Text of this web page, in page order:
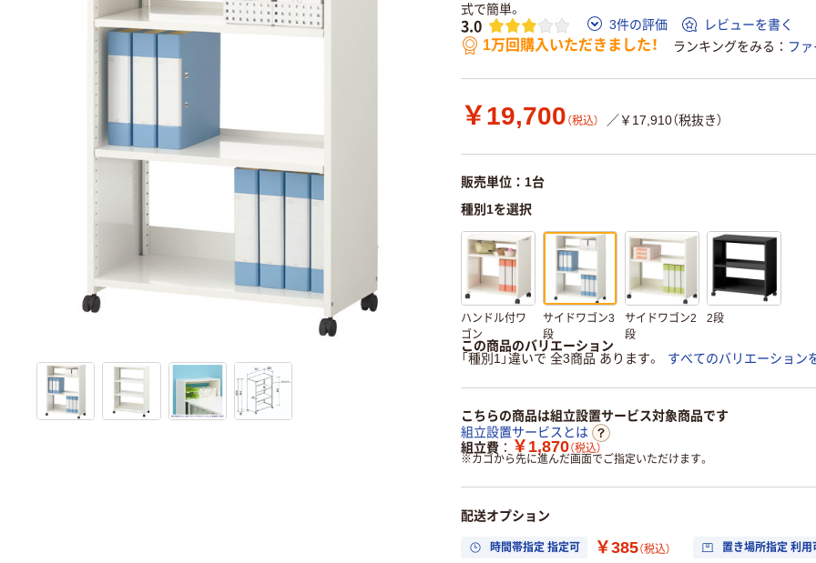
式で簡単。
3.0 3件の評価 レビューを書く
1万回購入いただきました！ ランキングをみる フ
￥19,700 （税込） ／￥17,910（税抜き）
販売単位：1台
種別1を選択
ハンドル付ワ
ゴン
サイドワゴン3
段
サイドワゴン2
段
2段
この商品のバリエーション
「種別1」違いで 全3商品 あります。
すべてのバリエーション
こちらの商品は組立設置サービス対象商品です
組立設置サービスとは
組立費
￥1,870（税込）
※カゴから先に進んだ画面でご指定いただけます。
配送オプション
時間帯指定 指定可 ￥385（税込） 置き場所指定 利用